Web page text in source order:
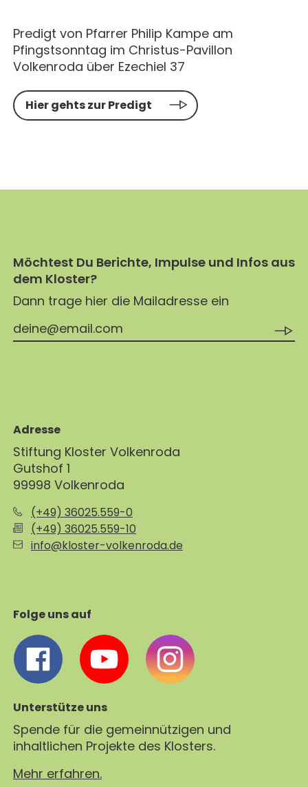
PREDIGTEN
Predigt von Pfarrer Philip Kampe am
Pfingstsonntag im Christus-Pavillon
Volkenroda über Ezechiel 37
Hier gehts zur Predigt
Möchtest Du Berichte, Impulse und Infos aus
dem Kloster?
Dann trage hier die Mailadresse ein
Adresse
Stiftung Kloster Volkenroda
Gutshof 1
99998 Volkenroda
(+49) 36025.559-0
(+49) 36025.559-10
info@kloster-volkenroda.de
Folge uns auf
Unterstütze uns
Spende für die gemeinnützigen und
inhaltlichen Projekte des Klosters.
Mehr erfahren.